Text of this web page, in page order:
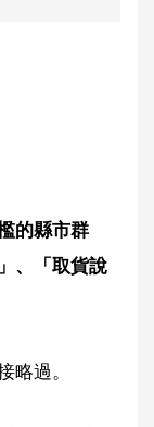
的縣市群
、「取貨說
略過。